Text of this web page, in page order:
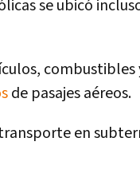
se ubicó
combustibles
de pasajes aéreos.
en